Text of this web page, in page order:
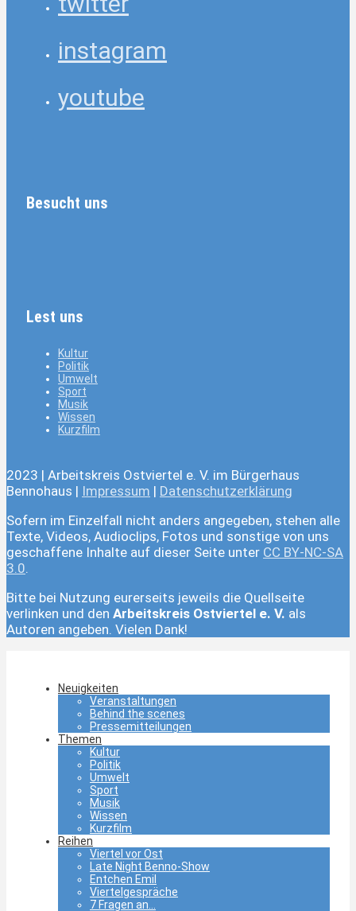
instagram
youtube
Besucht uns
Lest uns
Kultur
Politik
Umwelt
Sport
Musik
Wissen
Kurzfilm
2023 | Arbeitskreis Ostviertel e. V. im Bürgerhaus
Bennohaus | Impressum | Datenschutzerklärung
Sofern im Einzelfall nicht anders angegeben, stehen alle
Texte, Videos, Audioclips, Fotos und sonstige von uns
geschaffene Inhalte auf dieser Seite unter CC BY-NC-SA
3.0.
Bitte bei Nutzung eurerseits jeweils die Quellseite
verlinken und den Arbeitskreis Ostviertel e. V. als
Autoren angeben. Vielen Dank!
Neuigkeiten
Veranstaltungen
Behind the scenes
Pressemitteilungen
Themen
Kultur
Politik
Umwelt
Sport
Musik
Wissen
Kurzfilm
Reihen
Viertel vor Ost
Late Night Benno-Show
Entchen Emil
Viertelgespräche
7 Fragen an…